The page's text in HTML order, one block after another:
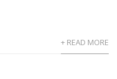
+ READ MORE